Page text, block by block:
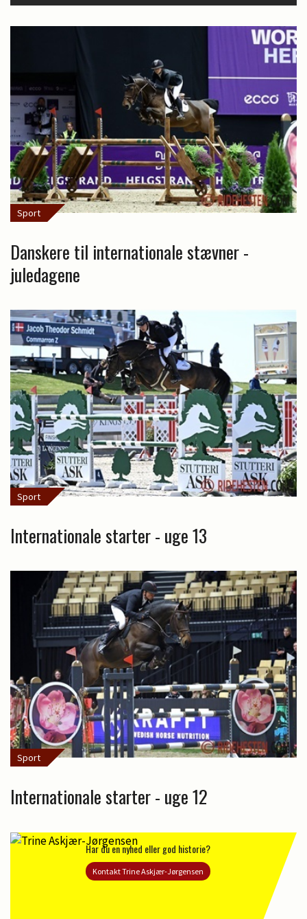
Sport
Danskere til internationale stævner -
juledagene
Sport
Internationale starter - uge 13
Sport
Internationale starter - uge 12
Har du en nyhed eller god historie?
Kontakt Trine Askjær-Jørgensen